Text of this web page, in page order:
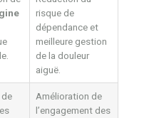
risque de
dépendance et
meilleure gestion
de la douleur
aiguë.
Amélioration de
l’engagement des